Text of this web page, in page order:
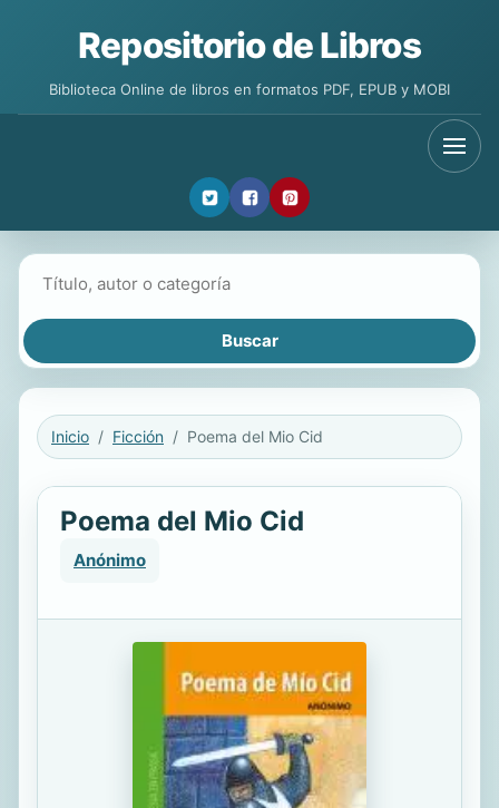
Repositorio de Libros
Biblioteca Online de libros en formatos PDF, EPUB y MOBI
Inicio Ficción Poema del Mio Cid
Poema del Mio Cid
Anónimo